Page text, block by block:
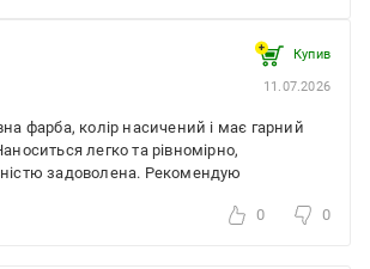
Купив
11.07.2026
фарба, колір насичений і має гарний
легко та рівномірно,
задоволена. Рекомендую
0 0